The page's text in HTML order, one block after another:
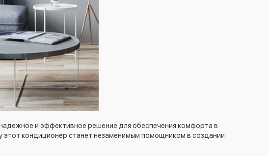
надежное и эффективное решение для обеспечения комфорта в
этот кондиционер станет незаменимым помощником в создании